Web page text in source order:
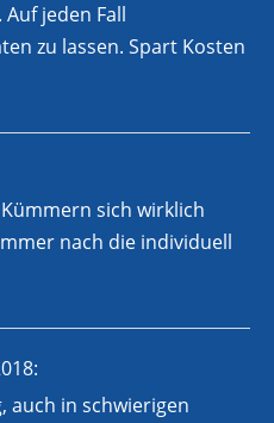
jeden Fall
zu lassen. Spart Kosten
sich wirklich
nach die individuell
auch in schwierigen